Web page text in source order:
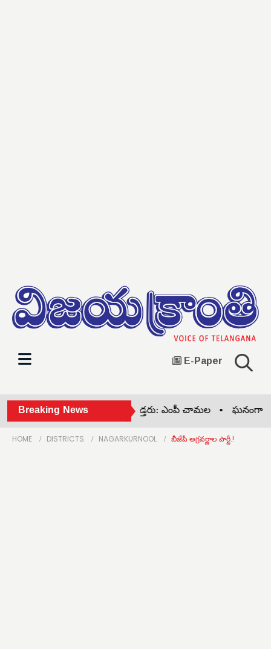
E-Paper
Breaking News
ప్రజలే నీకు 'జల సమాధి' కడ్తరు: ఎంపీ చామల •ఘనంగా
HOME DISTRICTS NAGARKURNOOL బీజేపీ అగ్రవర్ణాల పార్టీ.!